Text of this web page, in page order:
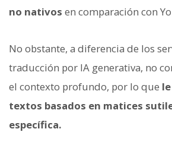
no nativos en comparación con
No obstante, a diferencia de los
traducción por IA generativa, no
el contexto profundo, por lo que
textos basados en matices
específica.